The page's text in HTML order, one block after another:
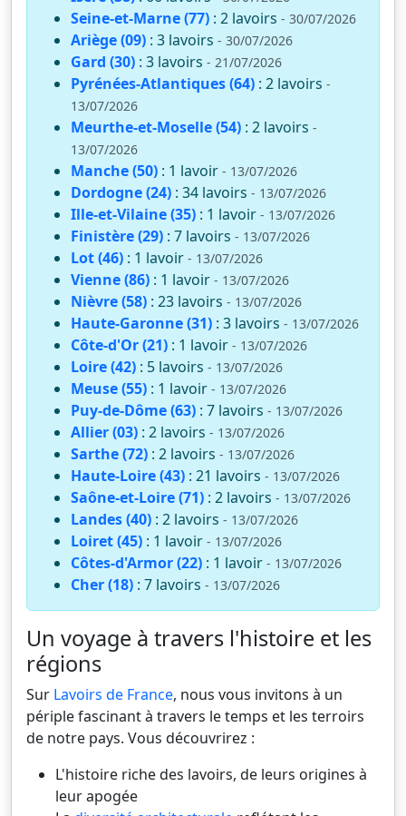
Seine-et-Marne (77) : 2 lavoirs - 30/07/2026
Ariège (09) : 3 lavoirs - 30/07/2026
Gard (30) : 3 lavoirs - 21/07/2026
Pyrénées-Atlantiques (64) : 2 lavoirs -
13/07/2026
Meurthe-et-Moselle (54) : 2 lavoirs -
13/07/2026
Manche (50) : 1 lavoir - 13/07/2026
Dordogne (24) : 34 lavoirs - 13/07/2026
Ille-et-Vilaine (35) : 1 lavoir - 13/07/2026
Finistère (29) : 7 lavoirs - 13/07/2026
Lot (46) : 1 lavoir - 13/07/2026
Vienne (86) : 1 lavoir - 13/07/2026
Nièvre (58) : 23 lavoirs - 13/07/2026
Haute-Garonne (31) : 3 lavoirs - 13/07/2026
Côte-d'Or (21) : 1 lavoir - 13/07/2026
Loire (42) : 5 lavoirs - 13/07/2026
Meuse (55) : 1 lavoir - 13/07/2026
Puy-de-Dôme (63) : 7 lavoirs - 13/07/2026
Allier (03) : 2 lavoirs - 13/07/2026
Sarthe (72) : 2 lavoirs - 13/07/2026
Haute-Loire (43) : 21 lavoirs - 13/07/2026
Saône-et-Loire (71) : 2 lavoirs - 13/07/2026
Landes (40) : 2 lavoirs - 13/07/2026
Loiret (45) : 1 lavoir - 13/07/2026
Côtes-d'Armor (22) : 1 lavoir - 13/07/2026
Cher (18) : 7 lavoirs - 13/07/2026
Un voyage à travers l'histoire et les
régions
Sur Lavoirs de France, nous vous invitons à un
périple fascinant à travers le temps et les terroirs
de notre pays. Vous découvrirez :
L'histoire riche des lavoirs, de leurs origines à
leur apogée